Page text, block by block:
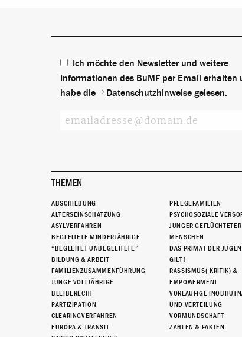
Ich möchte den Newsletter und weitere
Informationen des BuMF per Email erhalten
habe die
Datenschutzhinweise gelesen.
THEMEN
ABSCHIEBUNG
ALTERSEINSCHÄTZUNG
ASYLVERFAHREN
BEGLEITETE MINDERJÄHRIGE
“BEGLEITET UNBEGLEITETE”
BILDUNG & ARBEIT
FAMILIENZUSAMMENFÜHRUNG
JUNGE VOLLJÄHRIGE
BLEIBERECHT
PARTIZIPATION
CLEARINGVERFAHREN
EUROPA & TRANSIT
PFLEGEFAMILIEN
PSYCHOSOZIALE
JUNGER GEFLÜCHTETER
MENSCHEN
DAS PRIMAT DER
GILT!
RASSISMUS(-KRITIK) &
EMPOWERMENT
VORLÄUFIGE
UND VERTEILUNG
VORMUNDSCHAFT
ZAHLEN & FAKTEN